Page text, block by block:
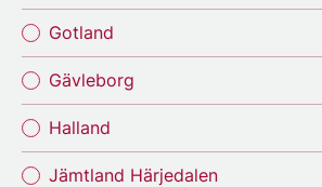
Gotland
Gävleborg
Halland
Jämtland Härjedalen